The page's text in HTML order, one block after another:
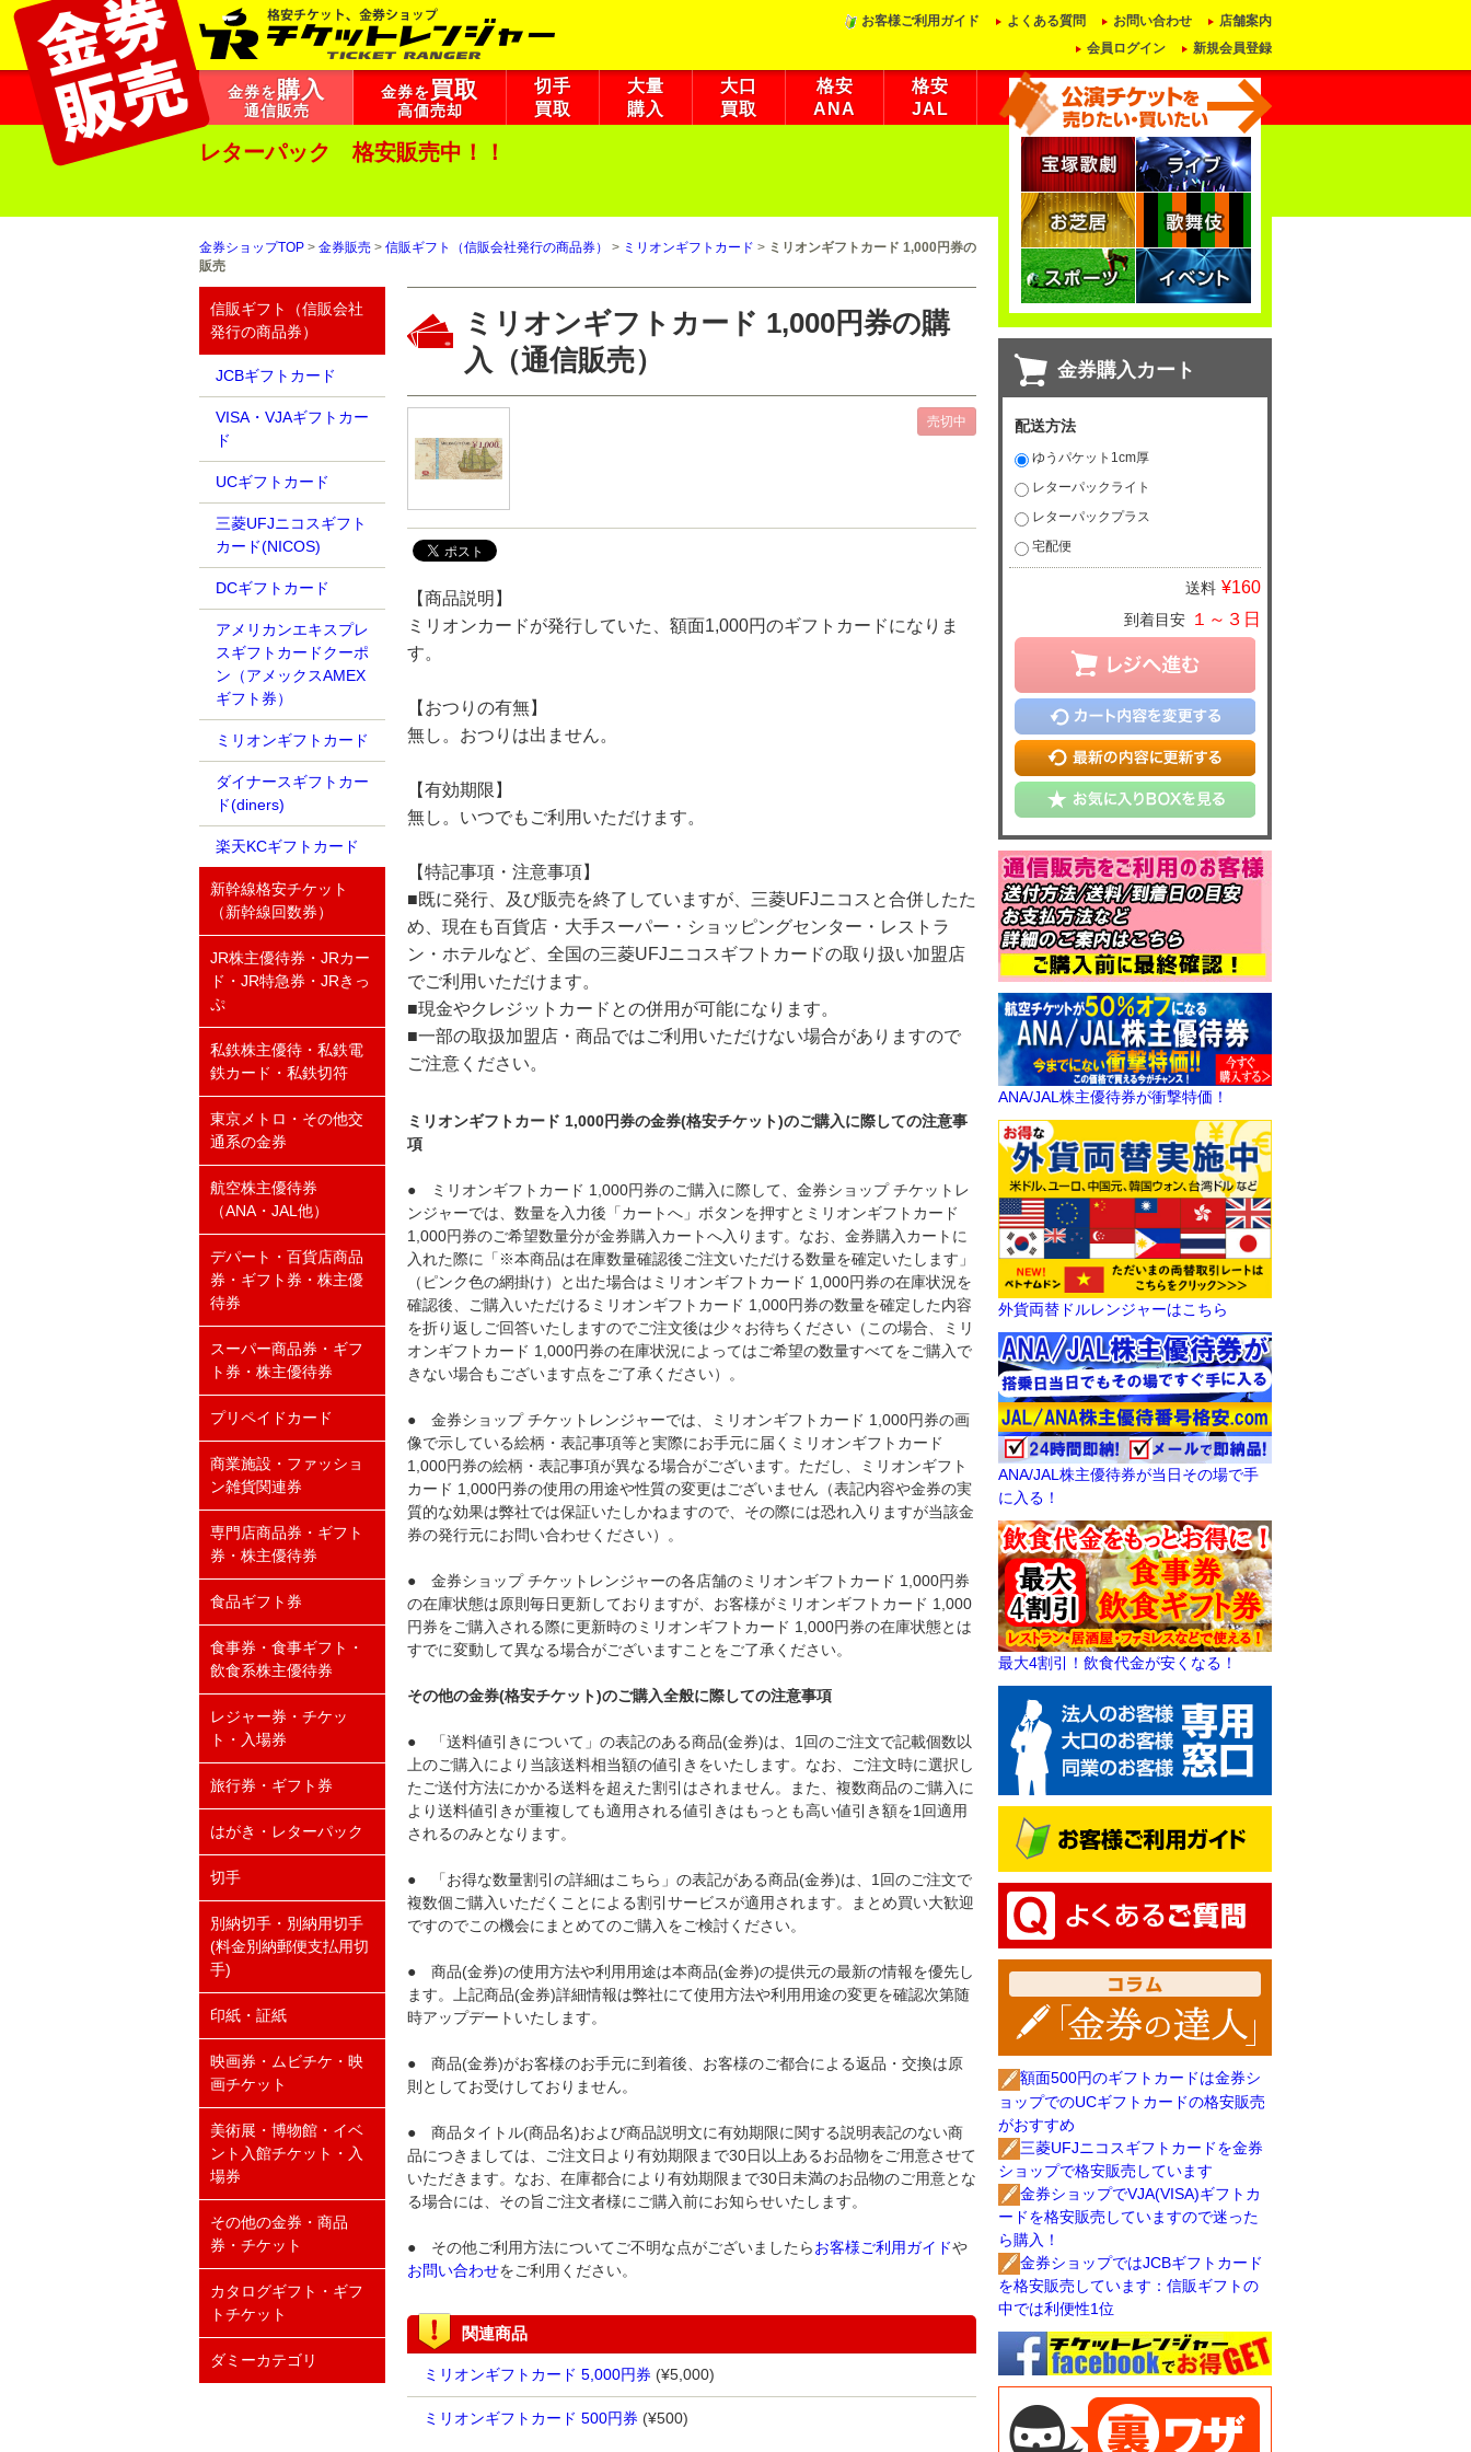
お客様ご利用ガイド よくある質問 お問い合わせ
店舗案内
会員ログイン
新規会員登録
金券を購入
通信販売
金券を買取
高価売却
切手
買取
大量
購入
大口
買取
格安
ANA
格安
JAL
レターパック 格安販売中！！
金券ショップTOP > 金券販売 > 信販ギフト（信販会社発行の商品券） > ミリオンギフトカード > ミリオンギフトカード 1,000円券の
販売
ミリオンギフトカード 1,000円券の購
入（通信販売）
【商品説明】
ミリオンカードが発行していた、額面1,000円のギフトカードになりま
す。
【おつりの有無】
無し。おつりは出ません。
【有効期限】
無し。いつでもご利用いただけます。
【特記事項・注意事項】
■既に発行、及び販売を終了していますが、三菱UFJニコスと合併したた
め、現在も百貨店・大手スーパー・ショッピングセンター・レストラ
ン・ホテルなど、全国の三菱UFJニコスギフトカードの取り扱い加盟店
でご利用いただけます。
■現金やクレジットカードとの併用が可能になります。
■一部の取扱加盟店・商品ではご利用いただけない場合がありますので
ご注意ください。
ミリオンギフトカード 1,000円券の金券(格安チケット)のご購入に際しての注意事
項
● ミリオンギフトカード 1,000円券のご購入に際して、金券ショップ チケットレ
ンジャーでは、数量を入力後「カートへ」ボタンを押すとミリオンギフトカード
1,000円券のご希望数量分が金券購入カートへ入ります。なお、金券購入カートに
入れた際に「※本商品は在庫数量確認後ご注文いただける数量を確定いたします」
（ピンク色の網掛け）と出た場合はミリオンギフトカード 1,000円券の在庫状況を
確認後、ご購入いただけるミリオンギフトカード 1,000円券の数量を確定した内容
を折り返しご回答いたしますのでご注文後は少々お待ちください（この場合、ミリ
オンギフトカード 1,000円券の在庫状況によってはご希望の数量すべてをご購入で
きない場合もございます点をご了承ください）。
● 金券ショップ チケットレンジャーでは、ミリオンギフトカード 1,000円券の画
像で示している絵柄・表記事項等と実際にお手元に届くミリオンギフトカード
1,000円券の絵柄・表記事項が異なる場合がございます。ただし、ミリオンギフト
カード 1,000円券の使用の用途や性質の変更はございません（表記内容や金券の実
質的な効果は弊社では保証いたしかねますので、その際には恐れ入りますが当該金
券の発行元にお問い合わせください）。
● 金券ショップ チケットレンジャーの各店舗のミリオンギフトカード 1,000円券
の在庫状態は原則毎日更新しておりますが、お客様がミリオンギフトカード 1,000
円券をご購入される際に更新時のミリオンギフトカード 1,000円券の在庫状態とは
すでに変動して異なる場合がございますことをご了承ください。
その他の金券(格安チケット)のご購入全般に際しての注意事項
● 「送料値引きについて」の表記のある商品(金券)は、1回のご注文で記載個数以
上のご購入により当該送料相当額の値引きをいたします。なお、ご注文時に選択し
たご送付方法にかかる送料を超えた割引はされません。また、複数商品のご購入に
より送料値引きが重複しても適用される値引きはもっとも高い値引き額を1回適用
されるのみとなります。
● 「お得な数量割引の詳細はこちら」の表記がある商品(金券)は、1回のご注文で
複数個ご購入いただくことによる割引サービスが適用されます。まとめ買い大歓迎
ですのでこの機会にまとめてのご購入をご検討ください。
● 商品(金券)の使用方法や利用用途は本商品(金券)の提供元の最新の情報を優先し
ます。上記商品(金券)詳細情報は弊社にて使用方法や利用用途の変更を確認次第随
時アップデートいたします。
● 商品(金券)がお客様のお手元に到着後、お客様のご都合による返品・交換は原
則としてお受けしておりません。
● 商品タイトル(商品名)および商品説明文に有効期限に関する説明表記のない商
品につきましては、ご注文日より有効期限まで30日以上あるお品物をご用意させて
いただきます。なお、在庫都合により有効期限まで30日未満のお品物のご用意とな
る場合には、その旨ご注文者様にご購入前にお知らせいたします。
● その他ご利用方法についてご不明な点がございましたらお客様ご利用ガイドや
お問い合わせをご利用ください。
関連商品
ミリオンギフトカード 5,000円券 (¥5,000)
ミリオンギフトカード 500円券 (¥500)
信販ギフト（信販会社
発行の商品券）
JCBギフトカード
VISA・VJAギフトカー
ド
UCギフトカード
三菱UFJニコスギフト
カード(NICOS)
DCギフトカード
アメリカンエキスプレ
スギフトカードクーポ
ン（アメックスAMEX
ギフト券）
ミリオンギフトカード
ダイナースギフトカー
ド(diners)
楽天KCギフトカード
新幹線格安チケット
（新幹線回数券）
JR株主優待券・JRカー
ド・JR特急券・JRきっ
ぷ
私鉄株主優待・私鉄電
鉄カード・私鉄切符
東京メトロ・その他交
通系の金券
航空株主優待券
（ANA・JAL他）
デパート・百貨店商品
券・ギフト券・株主優
待券
スーパー商品券・ギフ
ト券・株主優待券
プリペイドカード
商業施設・ファッショ
ン雑貨関連券
専門店商品券・ギフト
券・株主優待券
食品ギフト券
食事券・食事ギフト・
飲食系株主優待券
レジャー券・チケッ
ト・入場券
旅行券・ギフト券
はがき・レターパック
切手
別納切手・別納用切手
(料金別納郵便支払用切
手)
印紙・証紙
映画券・ムビチケ・映
画チケット
美術展・博物館・イベ
ント入館チケット・入
場券
その他の金券・商品
券・チケット
カタログギフト・ギフ
トチケット
ダミーカテゴリ
金券購入カート
配送方法
ゆうパケット1cm厚
レターパックライト
レターパックプラス
宅配便
送料 ¥160
到着目安 １～３日
ANA/JAL株主優待券が衝撃特価！
外貨両替ドルレンジャーはこちら
ANA/JAL株主優待券が当日その場で手
に入る！
最大4割引！飲食代金が安くなる！
額面500円のギフトカードは金券シ
ョップでのUCギフトカードの格安販売
がおすすめ
三菱UFJニコスギフトカードを金券
ショップで格安販売しています
金券ショップでVJA(VISA)ギフトカ
ードを格安販売していますので迷った
ら購入！
金券ショップではJCBギフトカード
を格安販売しています：信販ギフトの
中では利便性1位